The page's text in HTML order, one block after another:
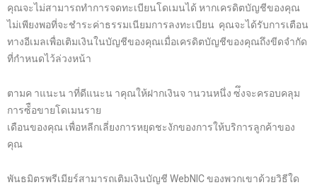
คุณจะไม่สามารถทำการจดทะเบียนโดเมนได้ หากเครดิตบัญชีของคุณ
ไม่เพียงพอที่จะชำระค่าธรรมเนียมการลงทะเบียน คุณจะได้รับการเตือน
ทางอีเมลเพื่อเติมเงินในบัญชีของคุณเมื่อเครดิตบัญชีของคุณถึงขีดจำกัด
ที่กำหนดไว้ล่วงหน้า
ตามค าแนะน าที่ดีแนะน าคุณให้ฝากเงินจ านวนหนึ่ง ซ่ึงจะครอบคลุม
การซ้ือขายโดเมนราย
เดือนของคุณ เพื่อหลีกเลี่ยงการหยุดชะงักของการให้บริการลูกค้าของ
คุณ
พันธมิตรพรีเมียร์สามารถเติมเงินบัญชี WebNIC ของพวกเขาด้วยวิธีใด